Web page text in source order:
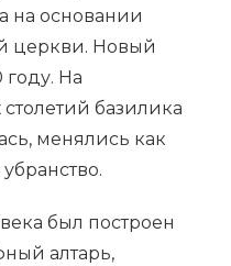
на основании
церкви. Новый
На
базилика
менялись как
был построен
алтарь,